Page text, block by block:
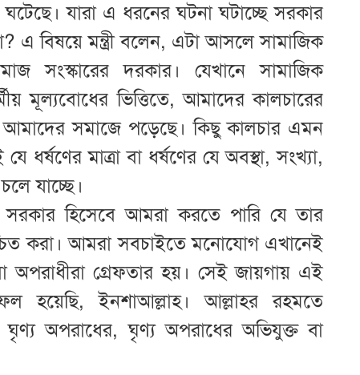
যারা এ ধরনের ঘটনা ঘটাচ্ছে সরকার
এ বিষয়ে মন্ত্রী বলেন, এটা আসলে সামাজিক
সংস্কারের দরকার। যেখানে সামাজিক
মূল্যবোধের ভিত্তিতে, আমাদের কালচারের
আমাদের সমাজে পড়েছে। কিছু কালচার এমন
মাত্রা বা ধর্ষণের যে অবস্থা, সংখ্যা,
যাচ্ছে।
হিসেবে আমরা করতে পারি যে তার
করা। আমরা সবচাইতে মনোযোগ এখানেই
অপরাধীরা গ্রেফতার হয়। সেই জায়গায় এই
হয়েছি, ইনশাআল্লাহ। আল্লাহর রহমতে
অপরাধের, ঘৃণ্য অপরাধের অভিযুক্ত বা